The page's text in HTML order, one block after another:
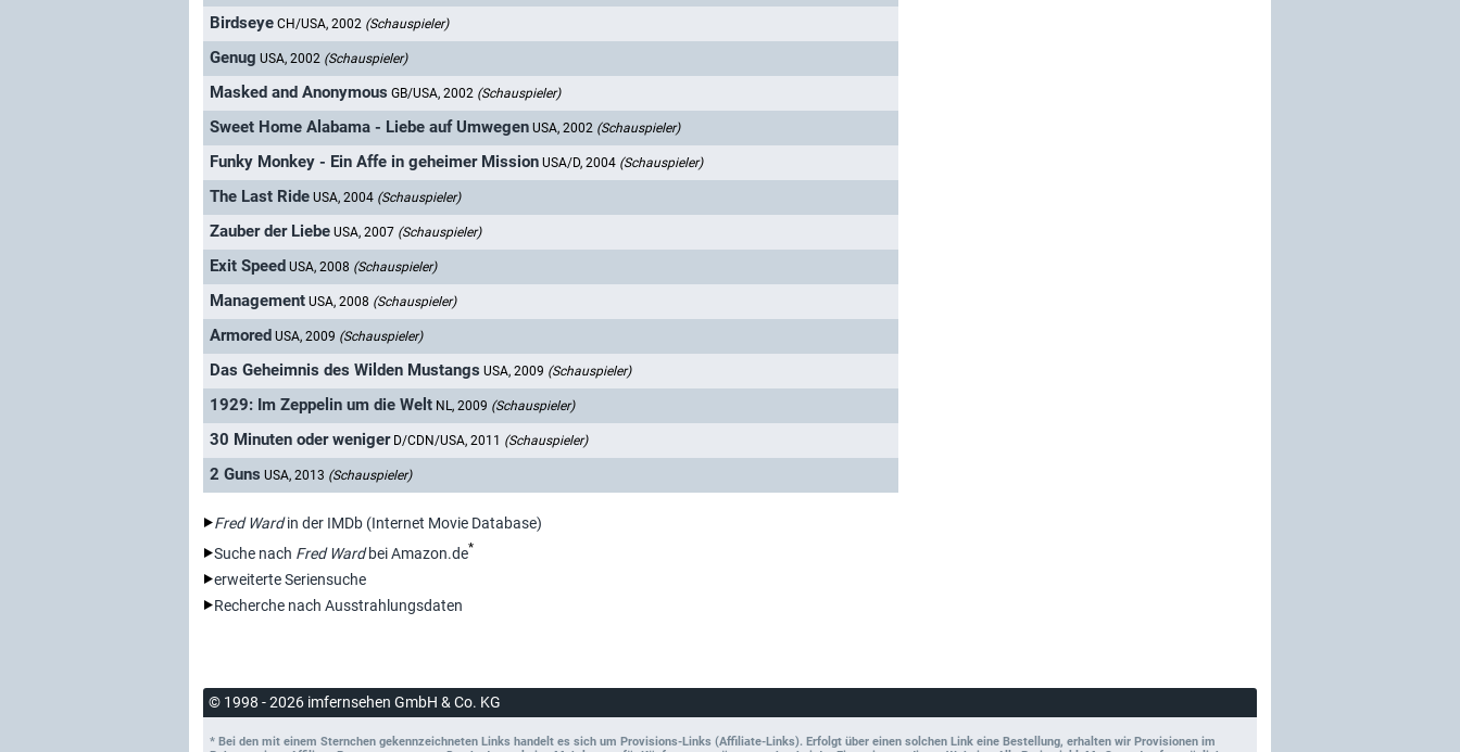
Birdseye CH/USA, 2002 (Schauspieler)
Genug USA, 2002 (Schauspieler)
Masked and Anonymous GB/USA, 2002 (Schauspieler)
Sweet Home Alabama - Liebe auf Umwegen USA, 2002 (Schauspieler)
Funky Monkey - Ein Affe in geheimer Mission USA/D, 2004 (Schauspieler)
The Last Ride USA, 2004 (Schauspieler)
Zauber der Liebe USA, 2007 (Schauspieler)
Exit Speed USA, 2008 (Schauspieler)
Management USA, 2008 (Schauspieler)
Armored USA, 2009 (Schauspieler)
Das Geheimnis des Wilden Mustangs USA, 2009 (Schauspieler)
1929: Im Zeppelin um die Welt NL, 2009 (Schauspieler)
30 Minuten oder weniger D/CDN/USA, 2011 (Schauspieler)
2 Guns USA, 2013 (Schauspieler)
Fred Wardin der IMDb (Internet Movie Database)
Suche nach Fred Wardbei Amazon.de*
erweiterte Seriensuche
Recherche nach Ausstrahlungsdaten
© 1998 - 2026 imfernsehen GmbH & Co. KG
* Bei den mit einem Sternchen gekennzeichneten Links handelt es sich um Provisions-Links (Affiliate-Links). Erfolgt über einen solchen Link eine Bestellung, erhalten wir Provisionen im